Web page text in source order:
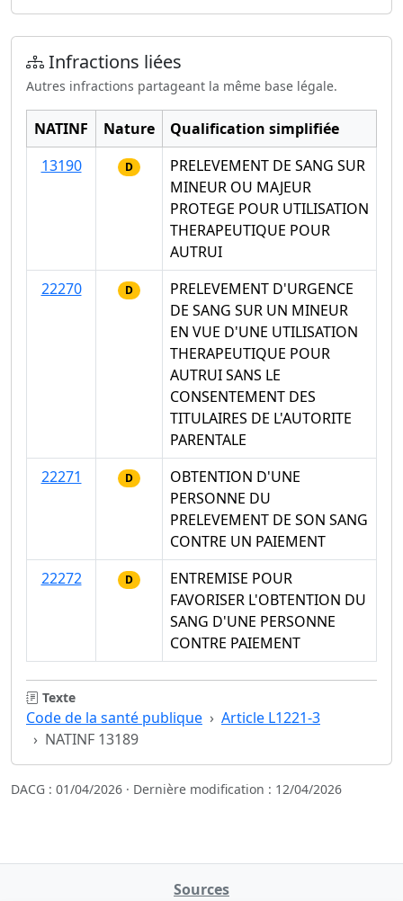
Infractions liées
Autres infractions partageant la même base légale.
NATINF Nature
Qualification simplifiée
13190
D
PRELEVEMENT DE SANG SUR
MINEUR OU MAJEUR
PROTEGE POUR UTILISATION
THERAPEUTIQUE POUR
AUTRUI
22270
D
PRELEVEMENT D'URGENCE
DE SANG SUR UN MINEUR
EN VUE D'UNE UTILISATION
THERAPEUTIQUE POUR
AUTRUI SANS LE
CONSENTEMENT DES
TITULAIRES DE L'AUTORITE
PARENTALE
22271
D
OBTENTION D'UNE
PERSONNE DU
PRELEVEMENT DE SON SANG
CONTRE UN PAIEMENT
22272
D
ENTREMISE POUR
FAVORISER L'OBTENTION DU
SANG D'UNE PERSONNE
CONTRE PAIEMENT
Texte
Code de la santé publique
Article L1221-3
NATINF 13189
DACG : 01/04/2026 · Dernière modification : 12/04/2026
Sources